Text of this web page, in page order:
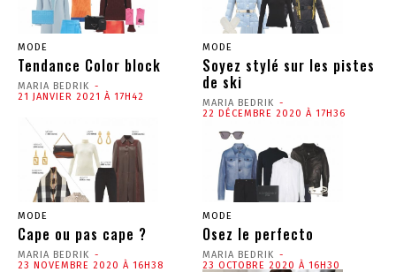
MODE
Tendance Color block
MARIA BEDRIK -
21 JANVIER 2021 À 17H42
MODE
Soyez stylé sur les pistes
de ski
MARIA BEDRIK -
22 DÉCEMBRE 2020 À 17H36
MODE
Cape ou pas cape ?
MARIA BEDRIK -
23 NOVEMBRE 2020 À 16H38
MODE
Osez le perfecto
MARIA BEDRIK -
23 OCTOBRE 2020 À 16H30